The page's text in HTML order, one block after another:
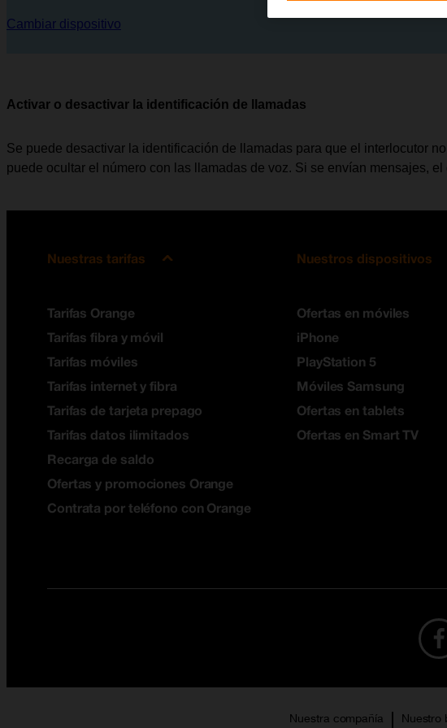
Cambiar dispositivo
Activar o desactivar la identificación de llamadas
Se puede desactivar la identificación de llamadas para que el interlocutor
puede ocultar el número con las llamadas de voz. Si se envían mensajes,
Nuestras tarifas
Tarifas Orange
Tarifas fibra y móvil
Tarifas móviles
Tarifas internet y fibra
Tarifas de tarjeta prepago
Tarifas datos ilimitados
Recarga de saldo
Ofertas y promociones Orange
Contrata por teléfono con Orange
Nuestros dispositivos
Ofertas en móviles
iPhone
PlayStation 5
Móviles Samsung
Ofertas en tablets
Ofertas en Smart TV
Nuestra compañía Nuestro